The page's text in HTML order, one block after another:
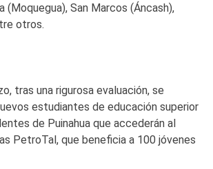
(Moquegua), San Marcos (Áncash),
otros.
tras una rigurosa evaluación, se
estudiantes de educación superior
de Puinahua que accederán al
PetroTal, que beneficia a 100 jóvenes